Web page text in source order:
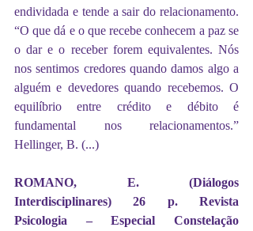
endividada e tende a sair do relacionamento.
“O que dá e o que recebe conhecem a paz se
o dar e o receber forem equivalentes. Nós
nos sentimos credores quando damos algo a
alguém e devedores quando recebemos. O
equilíbrio entre crédito e débito é
fundamental nos relacionamentos.”
Hellinger, B. (...)
ROMANO, E. (Diálogos
Interdisciplinares) 26 p. Revista
Psicologia – Especial Constelação